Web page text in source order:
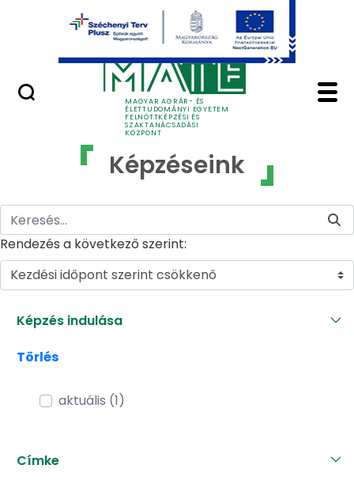
Ugrás a fő tartalomhoz
MAGYAR AGRÁR- ÉS
ÉLETTUDOMÁNYI EGYETEM
FELNŐTTKÉPZÉSI ÉS
SZAKTANÁCSADÁSI
KÖZPONT
Képzéseink - MATE
Képzéseink
Rendezés a következő szerint:
Kezdési időpont szerint csökkenő
Képzés indulása
Törlés
aktuális (1)
Címke